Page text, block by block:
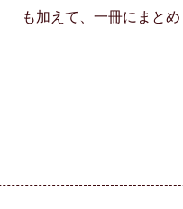
も加えて、一冊にまとめ